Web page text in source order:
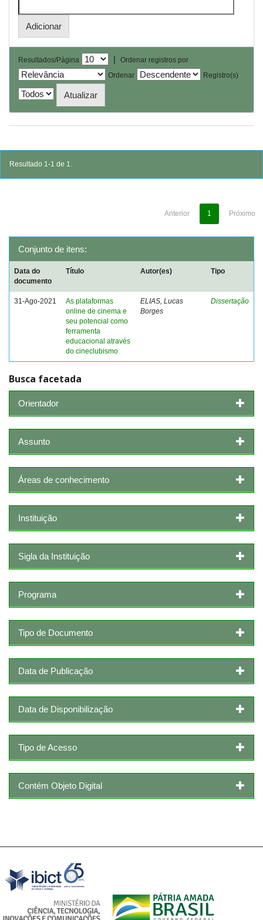
Resultados/Página |
Ordenar registros por
Ordenar
Registro(s)
Resultado 1-1 de 1.
Anterior 1 Próximo
Conjunto de itens:
Data do
documento
Título Autor(es) Tipo
31-Ago-2021
As plataformas
online de cinema e
seu potencial como
ferramenta
educacional através
do cineclubismo
ELIAS, Lucas
Borges
Dissertação
Busca facetada
Orientador
Assunto
Áreas de conhecimento
Instituição
Sigla da Instituição
Programa
Tipo de Documento
Data de Publicação
Data de Disponibilização
Tipo de Acesso
Contém Objeto Digital